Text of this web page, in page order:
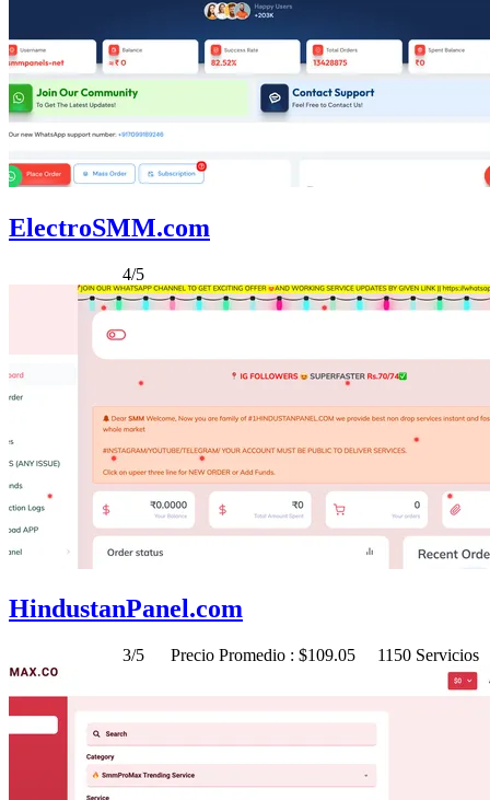
ElectroSMM.com
4/5
HindustanPanel.com
3/5 Precio Promedio : $109.05 1150 Servicios